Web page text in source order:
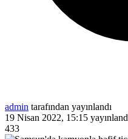
admin tarafından yayınlandı
19 Nisan 2022, 15:15
433